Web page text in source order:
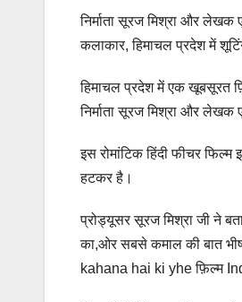
निर्माता सूरज मिश्रा और लेखक
कलाकार, हिमाचल प्रदेश में
हिमाचल प्रदेश में एक खूबसूरत
निर्माता सूरज मिश्रा और लेखक
इस रोमांटिक हिंदी फीचर
हटकर है।
प्रोड्यूसर सूरज मिश्रा जी ने
का,ओर सबसे कमाल की बात
kahana hai ki yhe फ़िल्म